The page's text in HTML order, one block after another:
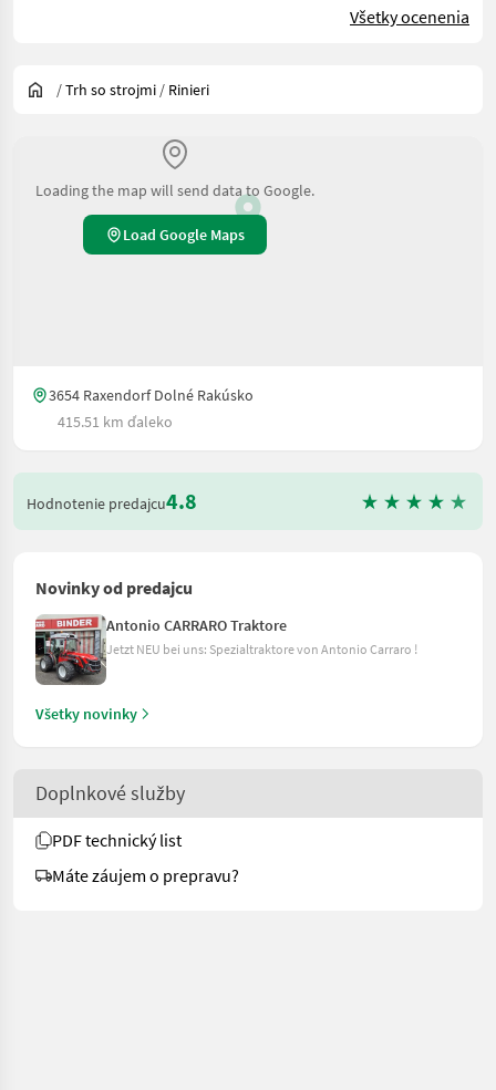
Všetky ocenenia
/Trh so strojmi / Rinieri
Loading the map will send data to Google.
Load Google Maps
3654 Raxendorf Dolné Rakúsko
415.51 km ďaleko
Hodnotenie predajcu4.8
Novinky od predajcu
Antonio CARRARO Traktore
Jetzt NEU bei uns: Spezialtraktore von Antonio Carraro !
Všetky novinky
Doplnkové služby
PDF technický list
Máte záujem o prepravu?